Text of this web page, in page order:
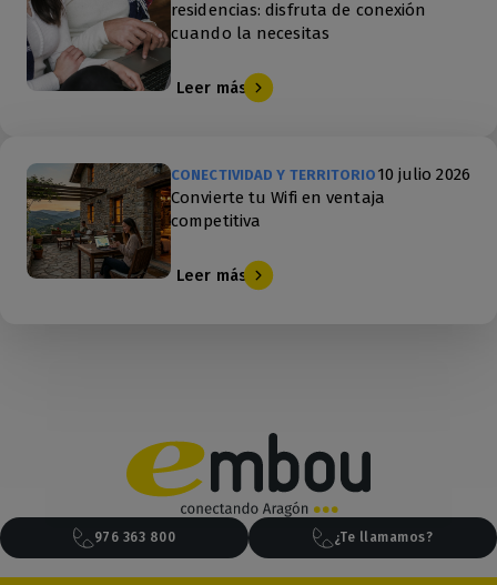
residencias: disfruta de conexión
cuando la necesitas
Leer más
CONECTIVIDAD Y TERRITORIO 10 julio 2026
Convierte tu Wifi en ventaja
competitiva
Leer más
976 363 800 ¿Te llamamos?